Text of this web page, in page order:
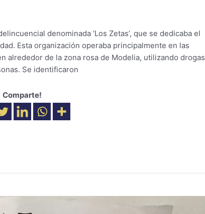
denominada ‘Los Zetas’, que se dedicaba el
Esta organización operaba principalmente en las
alrededor de la zona rosa de Modelia, utilizando drogas
Se identificaron
Comparte!